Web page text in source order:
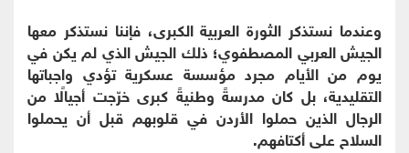
وعندما نستذكر الثورة العربية الكبرى، فإننا نستذكر معها
الجيش العربي المصطفوي؛ ذلك الجيش الذي لم يكن في
يوم من الأيام مجرد مؤسسة عسكرية تؤدي واجباتها
التقليدية، بل كان مدرسةً وطنيةً كبرى خرّجت أجيالًا من
الرجال الذين حملوا الأردن في قلوبهم قبل أن يحملوا
السلاح على أكتافهم.